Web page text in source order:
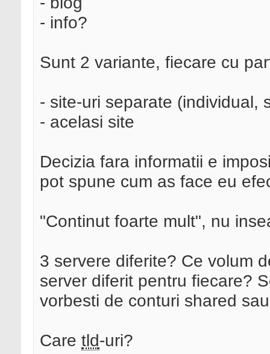
- info?
Sunt 2 variante, fiecare cu
- site-uri separate (individual,
- acelasi site
Decizia fara informatii e
pot spune cum as face eu
"Continut foarte mult", nu
3 servere diferite? Ce volum
server diferit pentru fiecare?
vorbesti de conturi shared
Care tld-uri?